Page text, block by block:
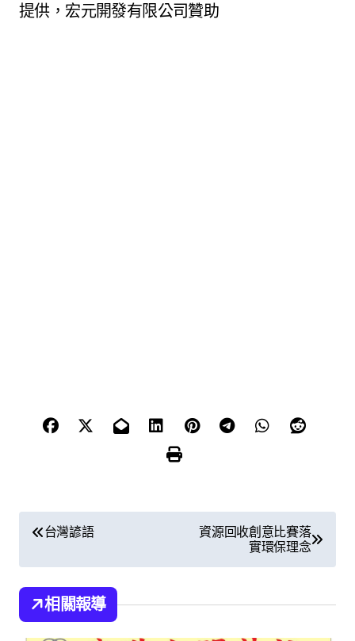
提供，宏元開發有限公司贊助
文
章
導
覽
台灣諺語
資源回收創意比賽落
實環保理念
相關報導